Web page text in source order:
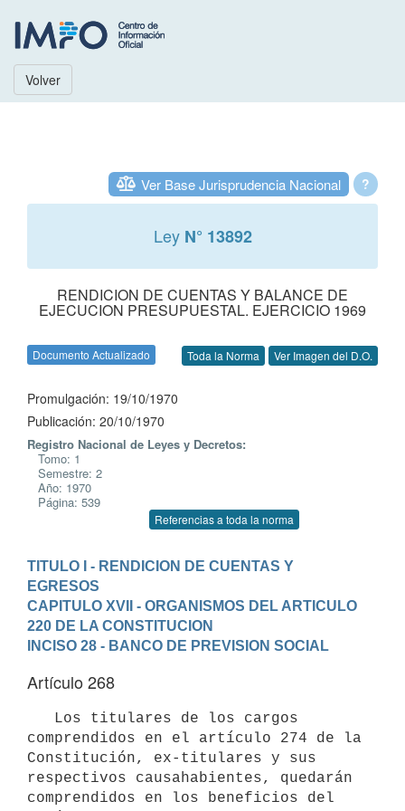
Volver
?
Ver Base Jurisprudencia Nacional
Ley N° 13892
RENDICION DE CUENTAS Y BALANCE DE
EJECUCION PRESUPUESTAL. EJERCICIO 1969
Documento Actualizado Toda la Norma Ver Imagen del D.O.
Promulgación: 19/10/1970
Publicación: 20/10/1970
Registro Nacional de Leyes y Decretos:
Tomo: 1
Semestre: 2
Año: 1970
Página: 539
Referencias a toda la norma
TITULO I - RENDICION DE CUENTAS Y
EGRESOS
CAPITULO XVII - ORGANISMOS DEL ARTICULO
220 DE LA CONSTITUCION
INCISO 28 - BANCO DE PREVISION SOCIAL
Artículo 268
comprendidos en el artículo 274 de la
Constitución, ex-titulares y sus
respectivos causahabientes, quedarán
comprendidos en los beneficios del